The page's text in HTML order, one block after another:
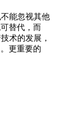
能忽视其他
替代，而
术的发展，
更重要的